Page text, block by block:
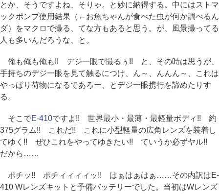
とか、そうですよね、そりゃ。と妙に納得する。中にはストマ
ックポンプ使用結果（←お魚ちゃんが食べた虫が何か調べるん
ダ）をマクロで撮る、てな方もあると思う。が、風景撮ってる
人も多いんだろうな、と。
俺も俺も俺も!! デジ一眼で撮るぅ!! と、その時は思うが、
手持ちのデジ一眼を見て触るにつけ、ん～、んんん～、これは
やっぱり荷物になるであろー、とデジ一眼携行を諦めたりす
る。
そこでE-410ですよ!! 世界最小・最薄・最軽量ボディ!! 約
375グラム!! これだ!! これに小型軽量の広角レンズを装着し
てゆく!! ぜひこれをやってゆきたい!! ていうか必ずヤル!!
だから……
ポチッ!! ポチィィィィッ!! はぁはぁはぁ……その内訳はE-
410 Wレンズキットと予備バッテリーでした。当初はWレンズ